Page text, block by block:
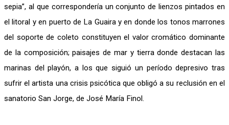
sepia”, al que correspondería un conjunto de lienzos pintados en
el litoral y en puerto de La Guaira y en donde los tonos marrones
del soporte de coleto constituyen el valor cromático dominante
de la composición; paisajes de mar y tierra donde destacan las
marinas del playón, a los que siguió un período depresivo tras
sufrir el artista una crisis psicótica que obligó a su reclusión en el
sanatorio San Jorge, de José María Finol.